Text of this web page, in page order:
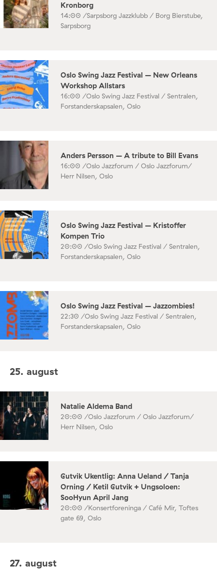
Kronborg
14:00 /Sarpsborg Jazzklubb / Borg Bierstube,
Sarpsborg
Oslo Swing Jazz Festival – New Orleans
Workshop Allstars
16:00 /Oslo Swing Jazz Festival / Sentralen,
Forstanderskapsalen, Oslo
Anders Persson – A tribute to Bill Evans
16:00 /Oslo Jazzforum / Oslo Jazzforum/
Herr Nilsen, Oslo
Oslo Swing Jazz Festival – Kristoffer
Kompen Trio
20:00 /Oslo Swing Jazz Festival / Sentralen,
Forstanderskapsalen, Oslo
Oslo Swing Jazz Festival – Jazzombies!
22:30 /Oslo Swing Jazz Festival / Sentralen,
Forstanderskapsalen, Oslo
25. august
Natalie Aldema Band
20:00 /Oslo Jazzforum / Oslo Jazzforum/
Herr Nilsen, Oslo
Gutvik Ukentlig: Anna Ueland / Tanja
Orning / Ketil Gutvik + Ungsoloen:
SooHyun April Jang
20:00 /Konsertforeninga / Café Mir, Toftes
gate 69, Oslo
27. august